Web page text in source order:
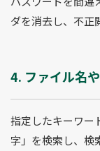
ダを消去し、不正
4. ファイル名
指定したキーワー
字」を検索し、検